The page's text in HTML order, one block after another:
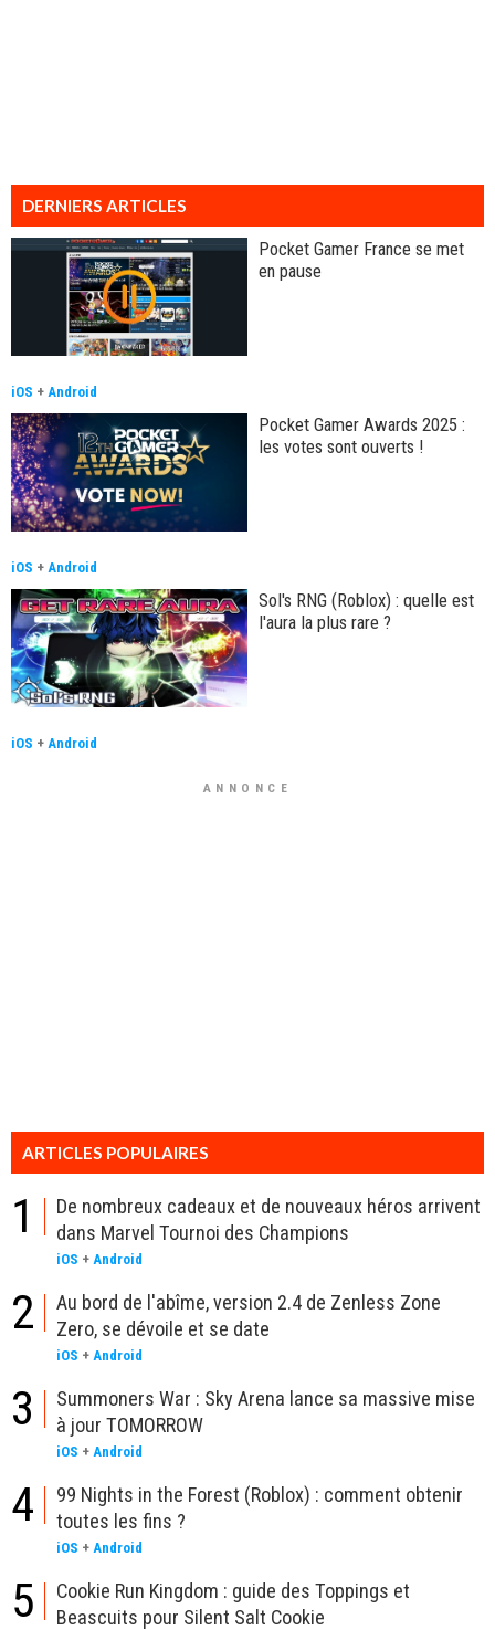
DERNIERS ARTICLES
Pocket Gamer France se met
en pause
iOS + Android
Pocket Gamer Awards 2025 :
les votes sont ouverts !
iOS + Android
Sol's RNG (Roblox) : quelle est
l'aura la plus rare ?
iOS + Android
ANNONCE
ARTICLES POPULAIRES
1
De nombreux cadeaux et de nouveaux héros arrivent
dans Marvel Tournoi des Champions
iOS + Android
2
Au bord de l'abîme, version 2.4 de Zenless Zone
Zero, se dévoile et se date
iOS + Android
3
Summoners War : Sky Arena lance sa massive mise
à jour TOMORROW
iOS + Android
4
99 Nights in the Forest (Roblox) : comment obtenir
toutes les fins ?
iOS + Android
5
Cookie Run Kingdom : guide des Toppings et
Beascuits pour Silent Salt Cookie